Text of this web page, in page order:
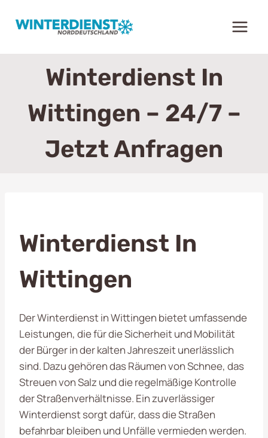
Inhalt
Winterdienst In
Wittingen – 24/7 –
Jetzt Anfragen
Winterdienst In
Wittingen
Der Winterdienst in Wittingen bietet umfassende
Leistungen, die für die Sicherheit und Mobilität
der Bürger in der kalten Jahreszeit unerlässlich
sind. Dazu gehören das Räumen von Schnee, das
Streuen von Salz und die regelmäßige Kontrolle
der Straßenverhältnisse. Ein zuverlässiger
Winterdienst sorgt dafür, dass die Straßen
befahrbar bleiben und Unfälle vermieden werden.